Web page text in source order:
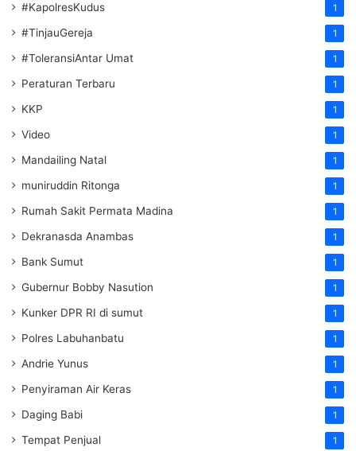
#KapolresKudus 1
#TinjauGereja 1
#ToleransiAntar Umat 1
Peraturan Terbaru 1
KKP 1
Video 1
Mandailing Natal 1
muniruddin Ritonga 1
Rumah Sakit Permata Madina 1
Dekranasda Anambas 1
Bank Sumut 1
Gubernur Bobby Nasution 1
Kunker DPR RI di sumut 1
Polres Labuhanbatu 1
Andrie Yunus 1
Penyiraman Air Keras 1
Daging Babi 1
Tempat Penjual 1